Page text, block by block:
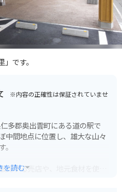
です。
※内容の正確性は保証されていませ
多郡奥出雲町にある道の駅で
中間地点に位置し、雄大な山々
売する売店や、地元食材を使っ
を読む